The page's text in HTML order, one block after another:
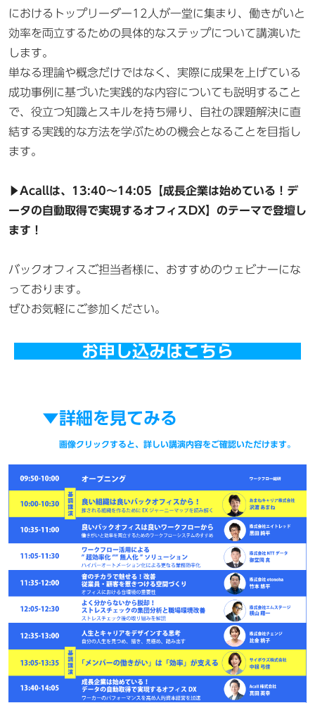
におけるトップリーダー12人が一堂に集まり、働きがいと
効率を両立するための具体的なステップについて講演いた
します。
単なる理論や概念だけではなく、実際に成果を上げている
成功事例に基づいた実践的な内容についても説明すること
で、役立つ知識とスキルを持ち帰り、自社の課題解決に直
結する実践的な方法を学ぶための機会となることを目指し
ます。
▶Acallは、13:40～14:05【成長企業は始めている！デ
ータの自動取得で実現するオフィスDX】のテーマで登壇し
ます！
バックオフィスご担当者様に、おすすめのウェビナーにな
っております。
ぜひお気軽にご参加ください。
お申し込みはこちら
▼詳細 を見てみる
画像クリックすると、詳しい講演内容をご確認いただけます。